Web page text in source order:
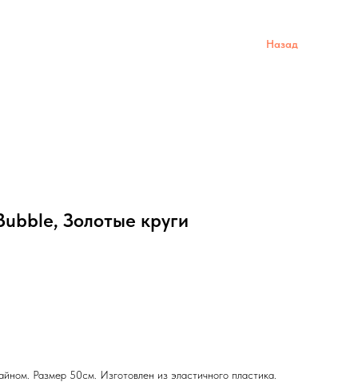
Назад
Золотые круги
Размер 50см. Изготовлен из эластичного пластика.